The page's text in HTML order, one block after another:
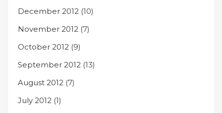
December 2012 (10)
November 2012 (7)
October 2012 (9)
September 2012 (13)
August 2012 (7)
July 2012 (1)